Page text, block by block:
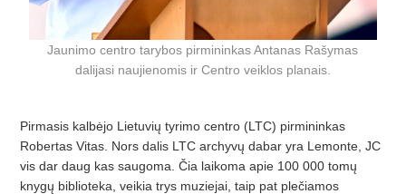
Jaunimo centro tarybos pirmininkas Antanas Rašymas
dalijasi naujienomis ir Centro veiklos planais.
Pirmasis kalbėjo Lietuvių tyrimo centro (LTC) pirmininkas
Robertas Vitas. Nors dalis LTC archyvų dabar yra Lemonte, JC
vis dar daug kas saugoma. Čia laikoma apie 100 000 tomų
knygų biblioteka, veikia trys muziejai, taip pat plečiamos